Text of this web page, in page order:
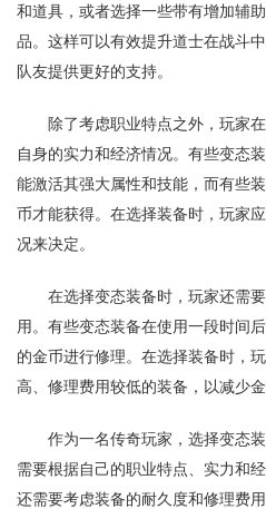
和道具，或者选择一些带有增加辅
品。这样可以有效提升道士在战斗
队友提供更好的支持。
除了考虑职业特点之外，玩家
自身的实力和经济情况。有些变态
能激活其强大属性和技能，而有些
币才能获得。在选择装备时，玩家
况来决定。
在选择变态装备时，玩家还需
用。有些变态装备在使用一段时间
的金币进行修理。在选择装备时，
高、修理费用较低的装备，以减少金
作为一名传奇玩家，选择变态
需要根据自己的职业特点、实力和
还需要考虑装备的耐久度和修理费